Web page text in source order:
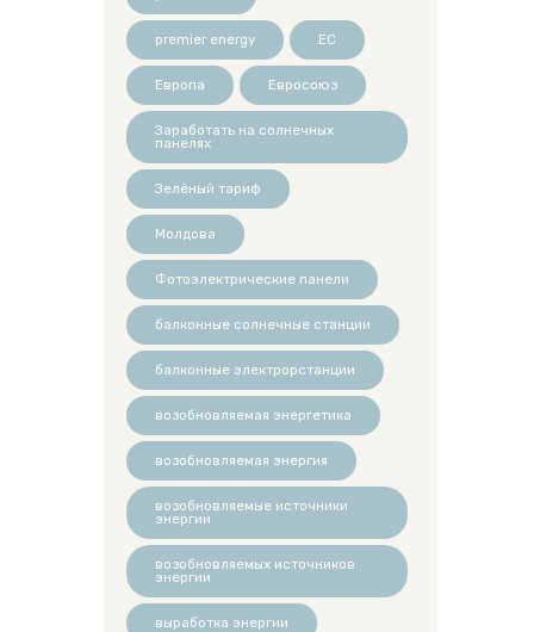
premier energy ЕС
Европа Евросоюз
Заработать на солнечных
панелях
Зелёный тариф
Молдова
Фотоэлектрические панели
балконные солнечные станции
балконные электрорстанции
возобновляемая энергетика
возобновляемая энергия
возобновляемые источники
энергии
возобновляемых источников
энергии
выработка энергии